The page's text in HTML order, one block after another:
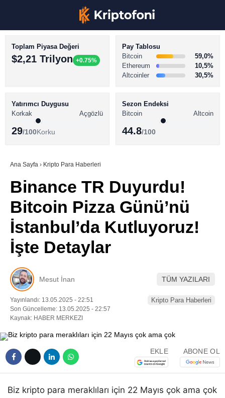
Youtube
TikTok
Pinterest
BİTCOİN HABERLERİ
ALTCOİN HABERLERİ
SÖZLÜK
Toplam Piyasa Değeri
$2,21 Trilyon +0.75%
Pay Tablosu
Bitcoin
59,0%
Ethereum
10,5%
Altcoinler
30,5%
Yatırımcı Duygusu
Korkak
Açgözlü
29/100Korku
Sezon Endeksi
Bitcoin
Altcoin
44.8/100
Ana Sayfa › Kripto Para Haberleri
Binance TR Duyurdu!
Bitcoin Pizza Günü’nü
İstanbul’da Kutluyoruz!
İşte Detaylar
Mesut İnan TÜM YAZILARI
Yayınlandı: 13.05.2025 - 22:51
Son Güncelleme: 13.05.2025 - 22:57
Kaynak: HABER MERKEZI
Kripto Para Haberleri
EKLE ABONE OL
Biz kripto para meraklıları için 22 Mayıs çok ama çok